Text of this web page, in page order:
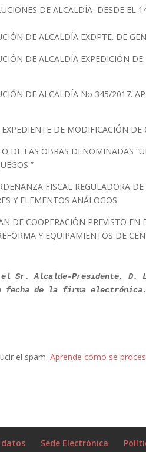
DE ALCALDÍA DESDE EL
DE ALCALDÍA EXDPTE. DE
DE ALCALDÍA EXPEDICIÓN
DE ALCALDÍA No 345/2017.
DE MODIFICACIÓN
DE LAS OBRAS DENOMINADAS
”
FISCAL REGULADORA
Y ELEMENTOS ANÁLOGOS.
DE COOPERACIÓN PREVISTO
Y EQUIPAMIENTOS DE
Sr. Alcalde-Presidente, D.
el spam.Aprende cómo se
datos Sede Electrónica